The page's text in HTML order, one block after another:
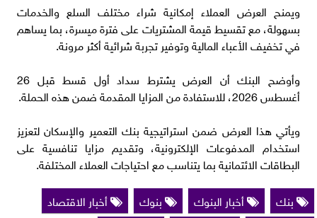
ويمنح العرض العملاء إمكانية شراء مختلف السلع والخدمات
بسهولة، مع تقسيط قيمة المشتريات على فترة ميسرة، بما يساهم
في تخفيف الأعباء المالية وتوفير تجربة شرائية أكثر مرونة.
وأوضح البنك أن العرض يشترط سداد أول قسط قبل 26
أغسطس 2026، للاستفادة من المزايا المقدمة ضمن هذه الحملة.
ويأتي هذا العرض ضمن استراتيجية بنك التعمير والإسكان لتعزيز
استخدام المدفوعات الإلكترونية، وتقديم مزايا تنافسية على
البطاقات الائتمانية بما يتناسب مع احتياجات العملاء المختلفة.
بنك
أخبار البنوك بنوك
أخبار الاقتصاد